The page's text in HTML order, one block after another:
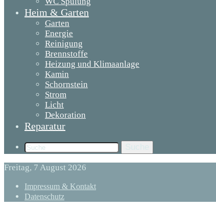
Heim & Garten
Garten
Energie
Reinigung
Brennstoffe
Heizung und Klimaanlage
Kamin
Schornstein
Strom
Licht
Dekoration
Reparatur
Freitag, 7 August 2026
Impressum & Kontakt
Datenschutz